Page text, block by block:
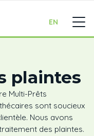
EN
plaintes
Multi-Prêts
sont soucieux
Nous avons
des plaintes.